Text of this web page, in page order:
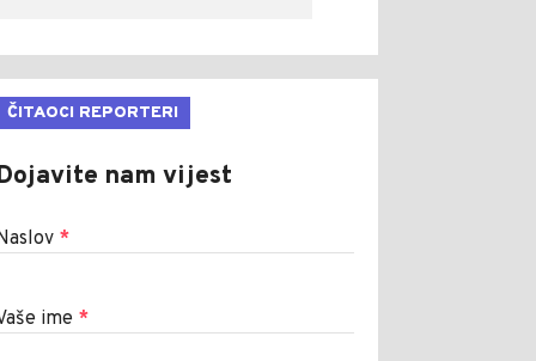
ČITAOCI REPORTERI
nam vijest
*
ime *